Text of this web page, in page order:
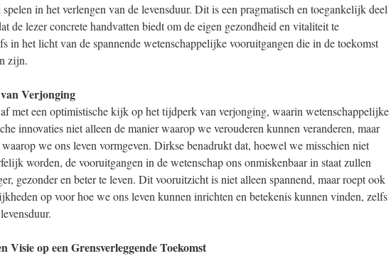
in het verlengen van de levensduur. Dit is een pragmatisch en toegankelijk deel
de lezer concrete handvatten biedt om de eigen gezondheid en vitaliteit te
in het licht van de spannende wetenschappelijke vooruitgangen die in de toekomst
zijn.
Verjonging
met een optimistische kijk op het tijdperk van verjonging, waarin wetenschappelijke
innovaties niet alleen de manier waarop we verouderen kunnen veranderen, maar
we ons leven vormgeven. Dirkse benadrukt dat, hoewel we misschien niet
worden, de vooruitgangen in de wetenschap ons onmiskenbaar in staat zullen
gezonder en beter te leven. Dit vooruitzicht is niet alleen spannend, maar roept ook
op voor hoe we ons leven kunnen inrichten en betekenis kunnen vinden, zelfs
Visie op een Grensverleggende Toekomst